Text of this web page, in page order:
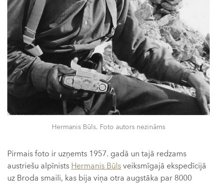
Hermanis Būls. Foto autors nezināms
Pirmais foto ir uzņemts 1957. gadā un tajā redzams
austriešu alpīnists Hermanis Būlsveiksmīgajā ekspedīcijā
uz Broda smaili, kas bija viņa otra augstāka par 8000